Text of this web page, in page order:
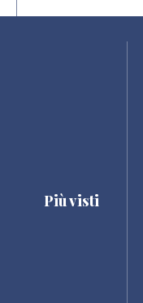
Più visti